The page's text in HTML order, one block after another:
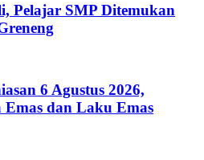
Pelajar SMP Ditemukan
6 Agustus 2026,
dan Laku Emas